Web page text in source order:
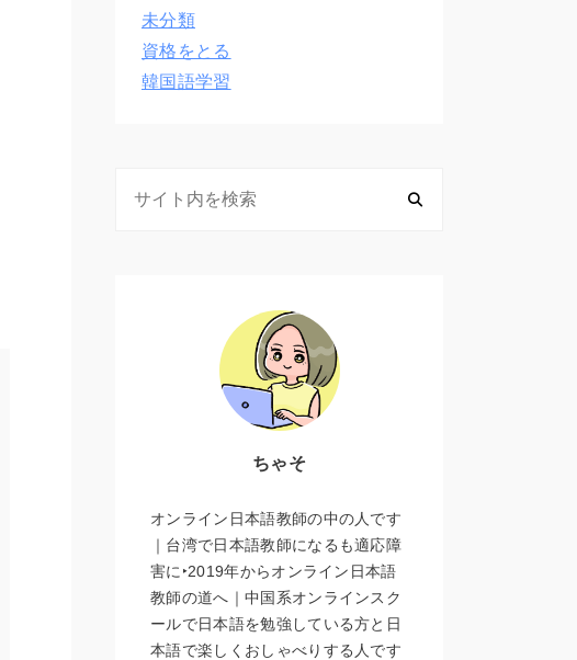
未分類
資格をとる
韓国語学習
ちゃそ
オンライン日本語教師の中の人です
｜台湾で日本語教師になるも適応障
害に‣2019年からオンライン日本語
教師の道へ｜中国系オンラインスク
ールで日本語を勉強している方と日
本語で楽しくおしゃべりする人です